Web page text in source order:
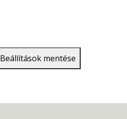
Beállítások mentése